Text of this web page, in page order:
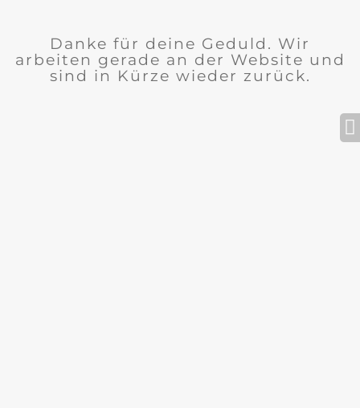
Danke für deine Geduld. Wir
arbeiten gerade an der Website und
sind in Kürze wieder zurück.